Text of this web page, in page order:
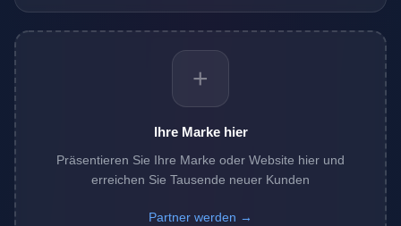
+
Ihre Marke hier
Präsentieren Sie Ihre Marke oder Website hier und
erreichen Sie Tausende neuer Kunden
Partner werden →